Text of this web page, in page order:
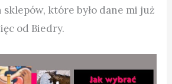
które było dane mi już
od Biedry.